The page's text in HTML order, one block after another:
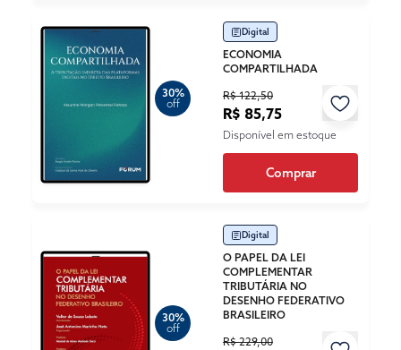
30%
off
Digital
ECONOMIA
COMPARTILHADA
R$ 122,50
R$ 85,75
Disponível em estoque
Comprar
30%
off
Digital
O PAPEL DA LEI
COMPLEMENTAR
TRIBUTÁRIA NO
DESENHO FEDERATIVO
BRASILEIRO
R$ 229,00